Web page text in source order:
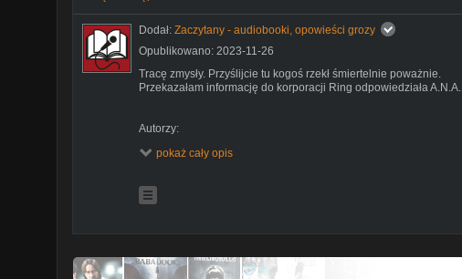
Dodał: Zaczytany - audiobooki, opowieści grozy
Opublikowano: 2023-11-26
Tracę zmysły. Przyślijcie tu kogoś rzekł śmiertelnie poważnie.
Przekazałam informację do korporacji Ring odpowiedziała A.N.A.
Autorzy:
Nautil Niemy
Opracowanie: Piotr Czaplicki
Music by Karl Casey @White Bat Audio
pokaż cały opis